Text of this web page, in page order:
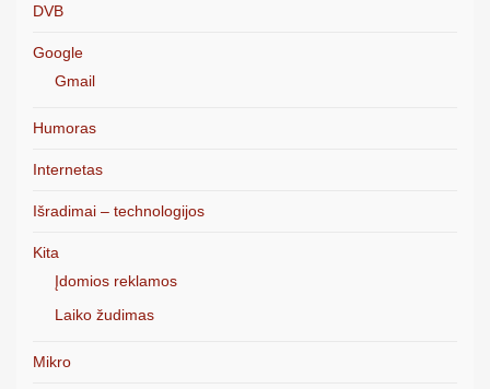
DVB
Google
Gmail
Humoras
Internetas
Išradimai – technologijos
Kita
Įdomios reklamos
Laiko žudimas
Mikro